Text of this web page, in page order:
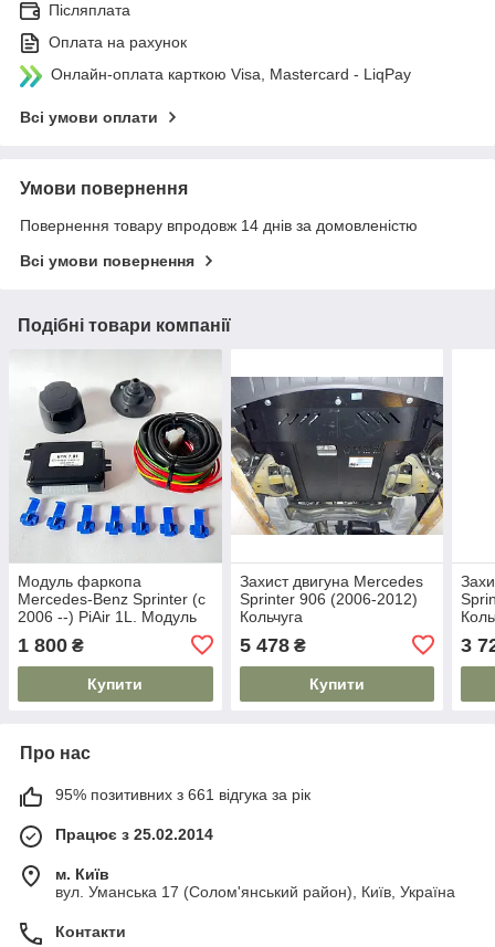
Післяплата
Оплата на рахунок
Онлайн-оплата карткою Visa, Mastercard - LiqPay
Всі умови оплати
Умови повернення
Повернення товару впродовж 14 днів за домовленістю
Всі умови повернення
Подібні товари компанії
Модуль фаркопа
Mercedes-Benz Sprinter (c
2006 --) PiAir 1L. Модуль
1 800 ₴
Купити
Захист двигуна Mercedes
Sprinter 906 (2006-2012)
Кольчуга
5 478₴
Купити
3
Про нас
95% позитивних з 661 відгука за рік
Працює з 25.02.2014
м. Київ
вул. Уманська 17 (Солом'янський район), Київ, Україна
Контакти